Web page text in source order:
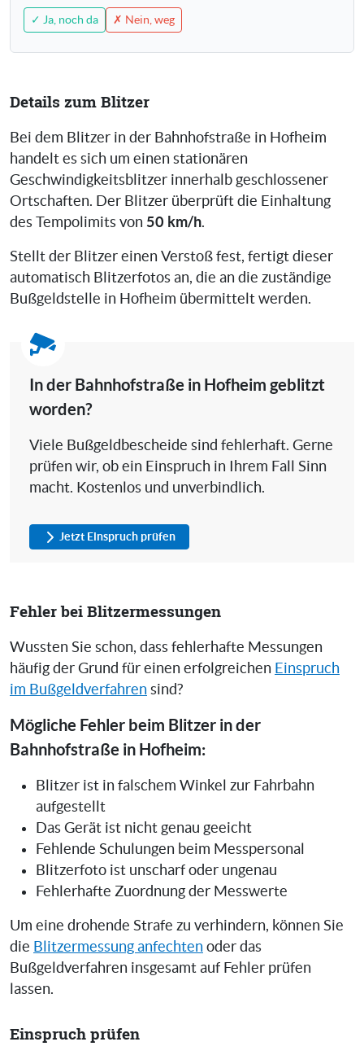
✓ Ja, noch da ✗ Nein, weg
Details zum Blitzer
Bei dem Blitzer in der Bahnhofstraße in Hofheim
handelt es sich um einen stationären
Geschwindigkeitsblitzer innerhalb geschlossener
Ortschaften. Der Blitzer überprüft die Einhaltung
des Tempolimits von 50 km/h.
Stellt der Blitzer einen Verstoß fest, fertigt dieser
automatisch Blitzerfotos an, die an die zuständige
Bußgeldstelle in Hofheim übermittelt werden.
In der Bahnhofstraße in Hofheim geblitzt
worden?
Viele Bußgeldbescheide sind fehlerhaft. Gerne
prüfen wir, ob ein Einspruch in Ihrem Fall Sinn
macht. Kostenlos und unverbindlich.
Jetzt Einspruch prüfen
Fehler bei Blitzermessungen
Wussten Sie schon, dass fehlerhafte Messungen
häufig der Grund für einen erfolgreichen Einspruch
im Bußgeldverfahren sind?
Mögliche Fehler beim Blitzer in der
Bahnhofstraße in Hofheim:
Blitzer ist in falschem Winkel zur Fahrbahn
aufgestellt
Das Gerät ist nicht genau geeicht
Fehlende Schulungen beim Messpersonal
Blitzerfoto ist unscharf oder ungenau
Fehlerhafte Zuordnung der Messwerte
Um eine drohende Strafe zu verhindern, können Sie
die Blitzermessung anfechten oder das
Bußgeldverfahren insgesamt auf Fehler prüfen
lassen.
Einspruch prüfen